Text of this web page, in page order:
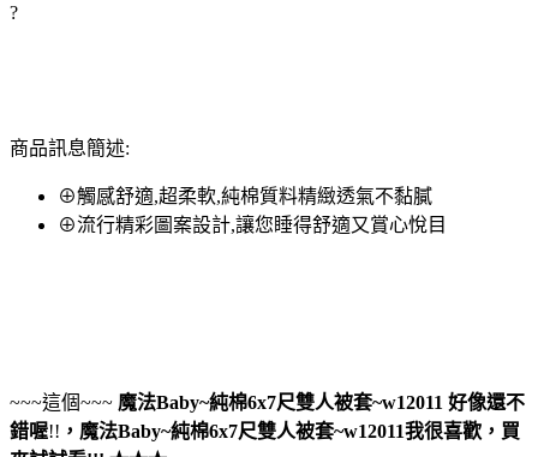
?
商品訊息簡述:
⊕觸感舒適,超柔軟,純棉質料精緻透氣不黏膩
⊕流行精彩圖案設計,讓您睡得舒適又賞心悅目
~~~這個~~~ 魔法Baby~純棉6x7尺雙人被套~w12011 好像還不
錯喔!! ， 魔法Baby~純棉6x7尺雙人被套~w12011我很喜歡，買